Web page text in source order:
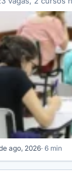
ago, 2026· 6 min